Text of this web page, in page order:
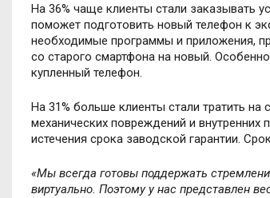
На 36% чаще клиенты стали заказывать
поможет подготовить новый телефон к
необходимые программы и приложения,
со старого смартфона на новый.
купленный телефон.
На 31% больше клиенты стали тратить на
механических повреждений и
истечения срока заводской гарантии.
«Мы всегда готовы поддержать
виртуально. Поэтому у нас представлен